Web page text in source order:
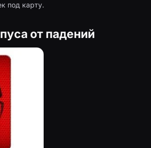
под карту.
от падений